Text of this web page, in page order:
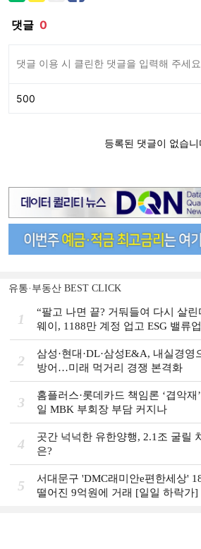
유통·부동산 BEST CLICK
1
“팔고 나면 끝? 거둬들여 다시 살
웨이, 1188만 계정 업고 ESG 밸류업
2
삼성·현대·DL·삼성E&A, 내실경영
방어…미래 먹거리 경쟁 본격화
3
홈플러스·롯데카드 책임론 ‘겹악
일 MBK 부회장 부담 커지나
4
곳간 넉넉한 유한양행, 2.1조 굴릴
은?
5
서대문구 'DMC래미안e편한세상'
떨어진 9억원에 거래 [일일 하락가]